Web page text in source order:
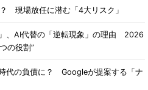
現場放任に潜む「4大リスク」
、AI代替の「逆転現象」の理由 2026
の役割”
代の負債に？ Googleが提案する「ナ